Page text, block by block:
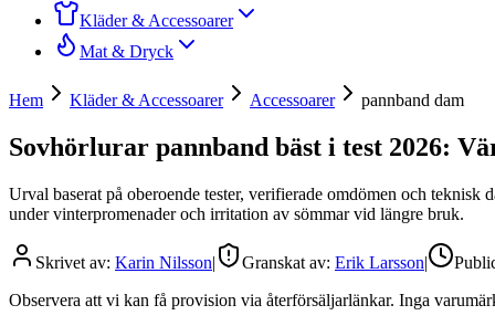
Kläder & Accessoarer
Mat & Dryck
Hem Kläder & Accessoarer Accessoarer pannband dam
Sovhörlurar pannband bäst i test 2026:
Urval baserat på oberoende tester, verifierade omdömen och
under vinterpromenader och irritation av sömmar vid längre bruk.
Skrivet av: Karin Nilsson| Granskat av: Erik Larsson|
Observera att vi kan få provision via återförsäljarlänkar. Inga